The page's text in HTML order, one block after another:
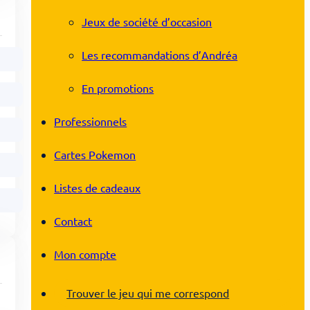
Jeux de société d’occasion
Les recommandations d’Andréa
En promotions
Professionnels
Cartes Pokemon
Listes de cadeaux
Contact
Mon compte
Trouver le jeu qui me correspond